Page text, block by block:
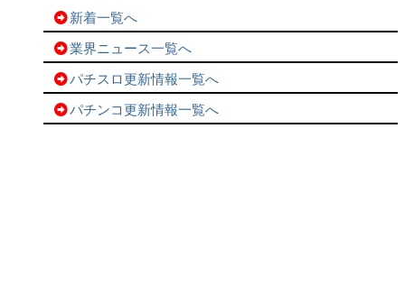
新着一覧へ
業界ニュース一覧へ
パチスロ更新情報一覧へ
パチンコ更新情報一覧へ